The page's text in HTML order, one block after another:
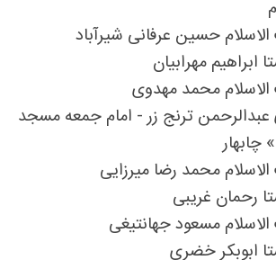
حسین عرفانی شیرآباد
ابراهیم مهرابیان
محمد مهدوی
عبدالرحمن ترنج زر - امام جمعه مسجد
چابهار
محمد رضا میرزایی
رحمان غریبی
مسعود جهانتیغی
ابوبکر خضری